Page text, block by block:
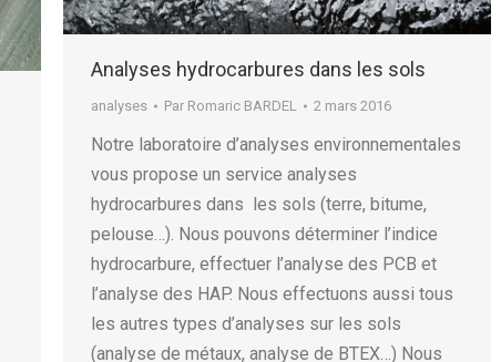
Analyses hydrocarbures dans les sols
analyses Par Romaric BARDEL 2 mars 2016
Notre laboratoire d’analyses environnementales
vous propose un service analyses
hydrocarbures dans les sols (terre, bitume,
pelouse…). Nous pouvons déterminer l’indice
hydrocarbure, effectuer l’analyse des PCB et
l’analyse des HAP. Nous effectuons aussi tous
les autres types d’analyses sur les sols
(analyse de métaux, analyse de BTEX…) Nous